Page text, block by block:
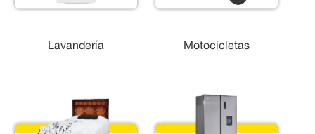
Lavandería Motocicletas